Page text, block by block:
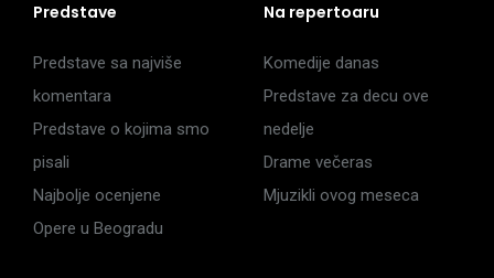
Predstave
Predstave sa najviše
komentara
Predstave o kojima smo
pisali
Najbolje ocenjene
Opere u Beogradu
Na repertoaru
Komedije danas
Predstave za decu ove
nedelje
Drame večeras
Mjuzikli ovog meseca